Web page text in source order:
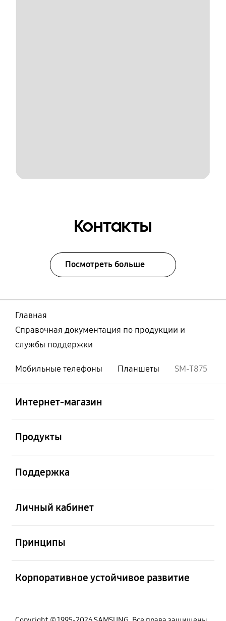
Контакты
Посмотреть больше
Главная
Справочная документация по продукции и
службы поддержки
Мобильные телефоны Планшеты SM-T875
Интернет-магазин
Продукты
Поддержка
Личный кабинет
Принципы
Корпоративное устойчивое развитие